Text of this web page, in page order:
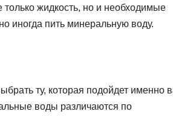
жидкость, но и необходимые
иногда пить минеральную воду.
ту, которая подойдет именно
воды различаются по